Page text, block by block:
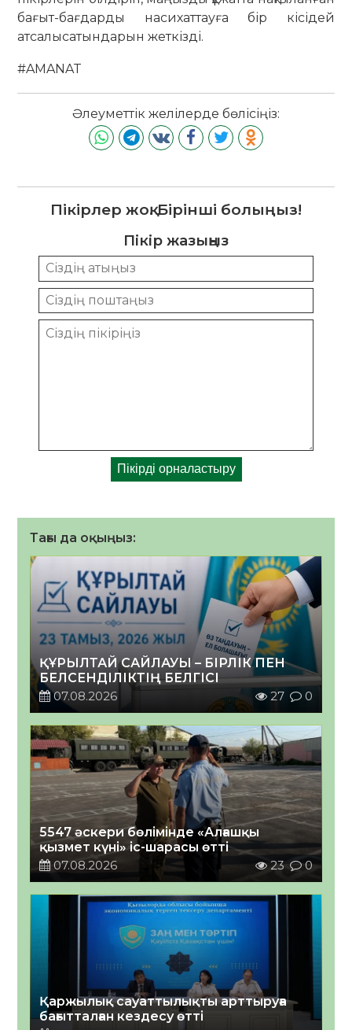
бағыт-бағдарды насихаттауға бір кісідей
атсалысатындарын жеткізді.
#AMANAT
Әлеуметтік желілерде бөлісіңіз:
Пікірлер жоқ. Бірінші болыңыз!
Пікір жазыңыз
Тағы да оқыңыз:
ҚҰРЫЛТАЙ САЙЛАУЫ – БІРЛІК ПЕН
БЕЛСЕНДІЛІКТІҢ БЕЛГІСІ
07.08.2026
27 0
5547 әскери бөлімінде «Алғашқы
қызмет күні» іс-шарасы өтті
07.08.2026
23 0
Қаржылық сауаттылықты арттыруға
бағытталған кездесу өтті